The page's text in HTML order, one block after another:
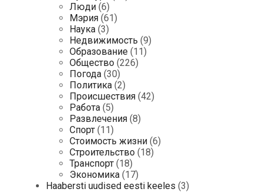
Люди (6)
Мэрия (61)
Наука (3)
Недвижимость (9)
Образование (11)
Общество (226)
Погода (30)
Политика (2)
Происшествия (42)
Работа (5)
Развлечения (8)
Спорт (11)
Стоимость жизни (6)
Строительство (18)
Транспорт (18)
Экономика (17)
Haabersti uudised eesti keeles (3)